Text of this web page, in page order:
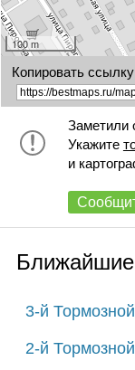
100 m
Копировать
Заметили
Укажите
и
3-й
2-й